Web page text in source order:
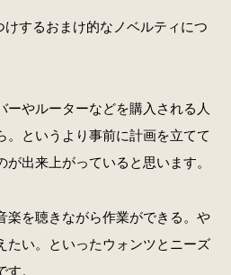
するおまけ的なノベルティにつ
ーやルーターなどを購入される人
。というより事前に計画を立てて
出来上がっていると思います。
楽を聴きながら作業ができる。や
たい。といったウォンツとニーズ
。